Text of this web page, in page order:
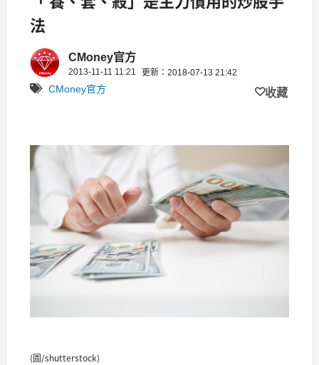
法
CMoney官方
2013-11-11 11:21 更新：2018-07-13 21:42
CMoney官方 收藏
(圖/shutterstock)